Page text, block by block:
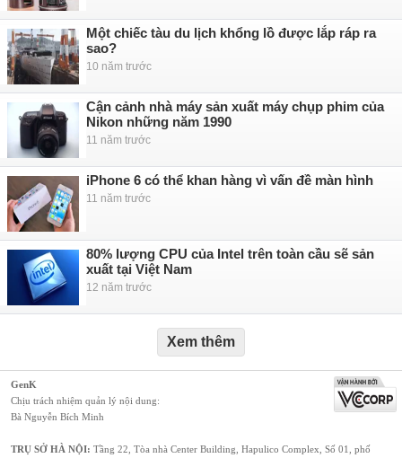
Một chiếc tàu du lịch khổng lồ được lắp ráp ra
sao?
10 năm trước
Cận cảnh nhà máy sản xuất máy chụp phim của
Nikon những năm 1990
11 năm trước
iPhone 6 có thể khan hàng vì vấn đề màn hình
11 năm trước
80% lượng CPU của Intel trên toàn cầu sẽ sản
xuất tại Việt Nam
12 năm trước
Xem thêm
GenK
Chịu trách nhiệm quản lý nội dung:
Bà Nguyễn Bích Minh
TRỤ SỞ HÀ NỘI: Tầng 22, Tòa nhà Center Building, Hapulico Complex, Số 01, phố